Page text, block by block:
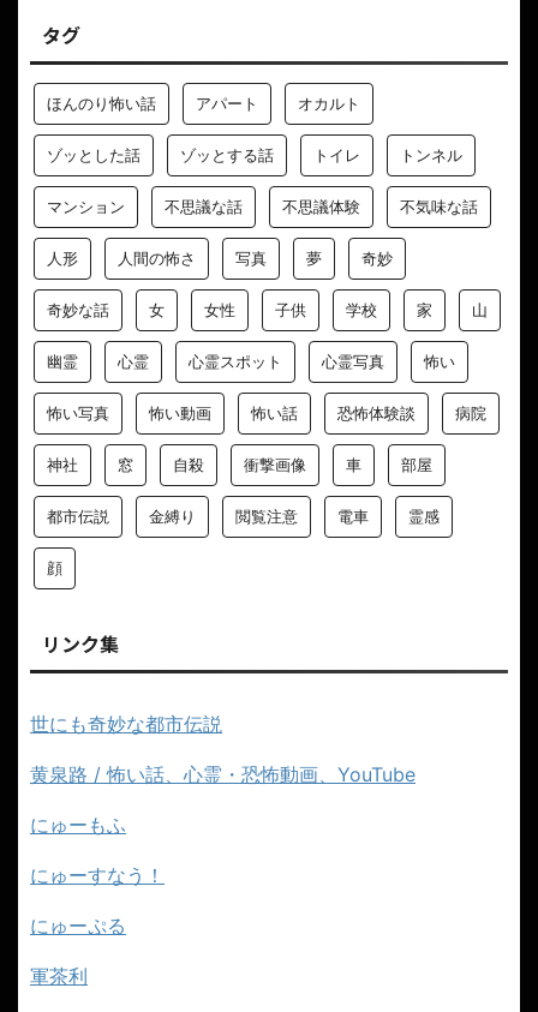
タグ
ほんのり怖い話 アパート オカルト
ゾッとした話 ゾッとする話 トイレ トンネル
マンション 不思議な話 不思議体験 不気味な話
人形 人間の怖さ 写真 夢 奇妙
奇妙な話 女 女性 子供 学校 家 山
幽霊 心霊 心霊スポット 心霊写真 怖い
怖い写真 怖い動画 怖い話 恐怖体験談 病院
神社 窓 自殺 衝撃画像 車 部屋
都市伝説 金縛り 閲覧注意 電車 霊感
顔
リンク集
世にも奇妙な都市伝説
黄泉路 / 怖い話、心霊・恐怖動画、YouTube
にゅーもふ
にゅーすなう！
にゅーぷる
軍茶利